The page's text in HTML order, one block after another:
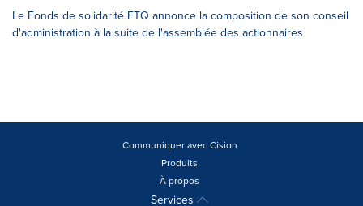
Le Fonds de solidarité FTQ annonce la composition de son conseil
d'administration à la suite de l'assemblée des actionnaires
Communiquer avec Cision
Produits
À propos
Services